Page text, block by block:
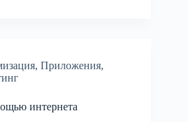
, Приложения,
интернета